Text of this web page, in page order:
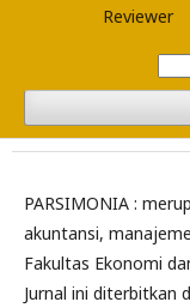
Reviewer
PARSIMONIA :
akuntansi,
Fakultas Ekonomi
Jurnal ini diterbitkan